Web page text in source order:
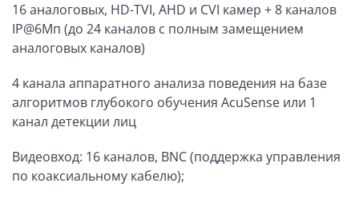
16 аналоговых, HD-TVI, AHD и CVI камер + 8 каналов
IP@6Мп (до 24 каналов с полным замещением
аналоговых каналов)
4 канала аппаратного анализа поведения на базе
алгоритмов глубокого обучения AcuSense или 1
канал детекции лиц
Видеовход: 16 каналов, BNC (поддержка управления
по коаксиальному кабелю);